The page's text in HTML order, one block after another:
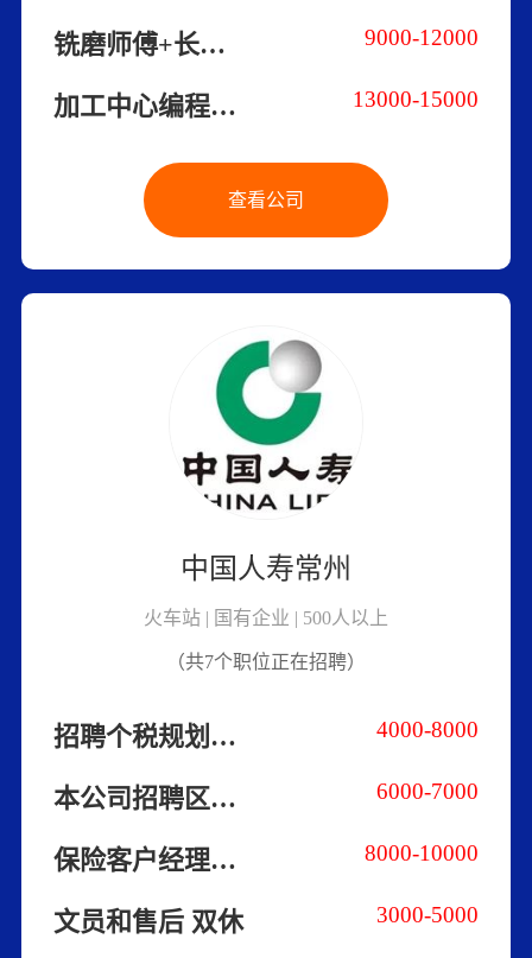
9000-12000
铣磨师傅+长白班+高薪资
13000-15000
加工中心编程师傅+长白班
查看公司
中国人寿常州
火车站 | 国有企业 | 500人以上
（共7个职位正在招聘）
4000-8000
招聘个税规划专员（双休）
6000-7000
本公司招聘区域服务人员，居家养老推广员
8000-10000
保险客户经理（双休）
3000-5000
文员和售后 双休